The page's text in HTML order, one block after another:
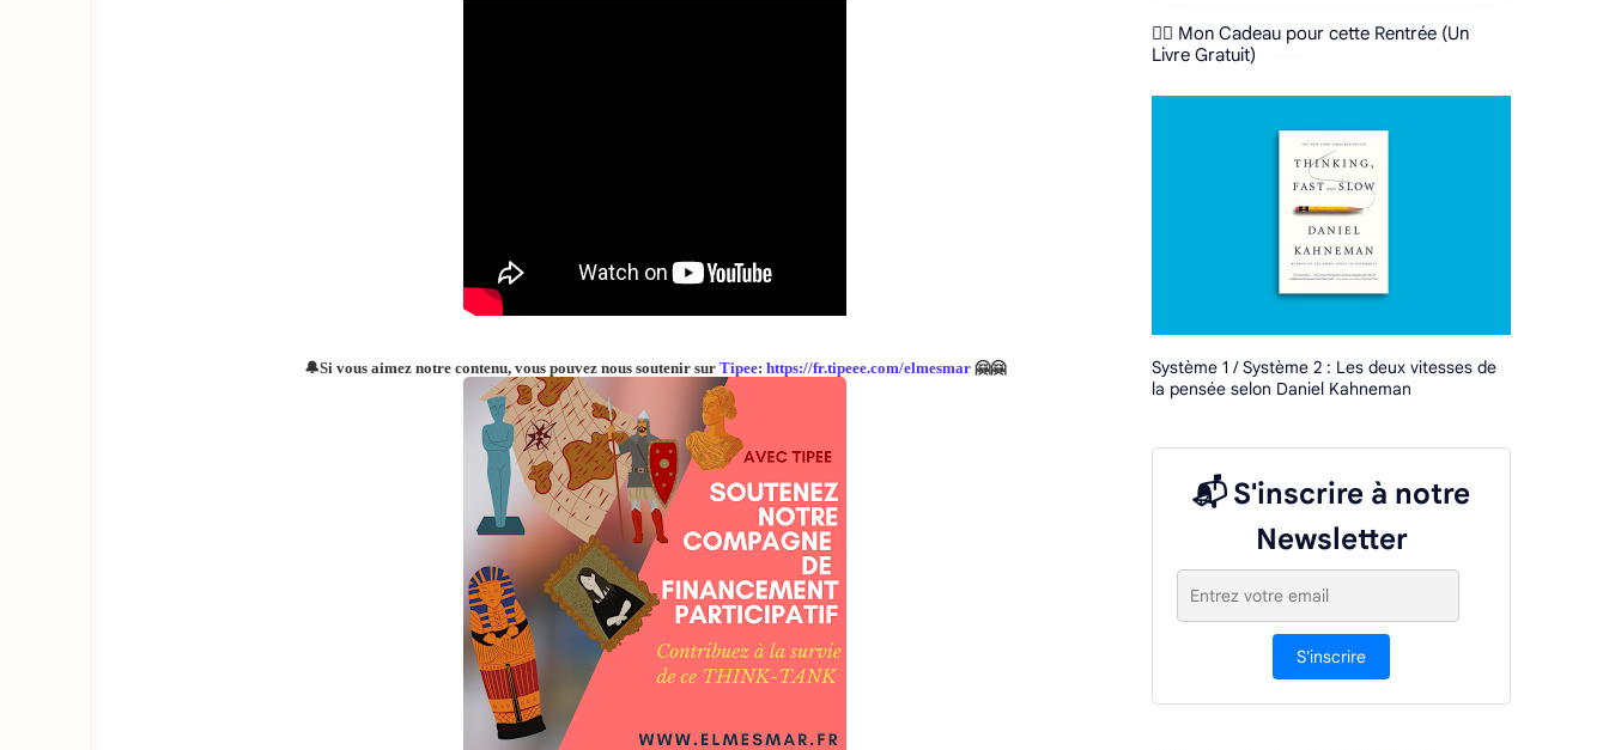
🔔Si vous aimez notre contenu, vous pouvez nous soutenir sur Tipee: https://fr.tipeee.com/elmesmar 🤗🤗
❤️‍🔥 Mon Cadeau pour cette Rentrée (Un
Livre Gratuit)
Système 1 / Système 2 : Les deux vitesses de
la pensée selon Daniel Kahneman
📬 S'inscrire à notre
Newsletter
S'inscrire